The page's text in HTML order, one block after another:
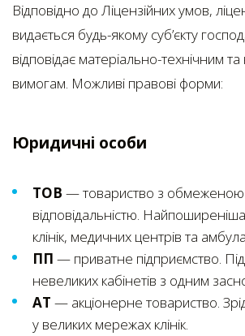
Відповідно до Ліцензійних умов,
видається будь-якому суб’єкту
відповідає матеріально-технічним та
вимогам. Можливі правові форми:
Юридичні особи
ТОВ — товариство з обмеженою
відповідальністю.
клінік, медичних центрів та
ПП — приватне підприємство.
невеликих кабінетів з одним
АТ — акціонерне товариство.
у великих мережах клінік.